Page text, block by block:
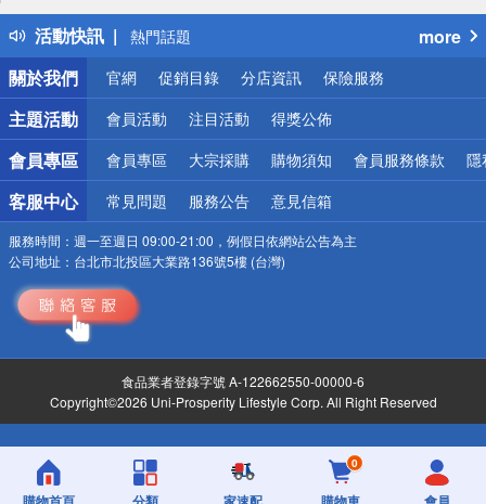
活動快訊
得獎公告
熱門話題
銀行優惠
偏遠地區配送
詐騙網頁！請小心！
more
關於我們
官網 促銷目錄 分店資訊 保險服務
主題活動 會員活動 注目活動 得獎公佈
會員專區 會員專區 大宗採購 購物須知 會員服務條款 隱
客服中心 常見問題 服務公告 意見信箱
服務時間： 週一至週日 09:00-21:00，例假日依網站公告為主
公司地址： 台北市北投區大業路136號5樓 (台灣)
食品業者登錄字號 A-122662550-00000-6
Copyright©2026 Uni-Prosperity Lifestyle Corp. All Right Reserved
0